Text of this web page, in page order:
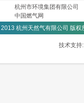
杭州市环境集团有限公司
中国燃气网
2013 杭州天然气有限公司 版权
技术支持: